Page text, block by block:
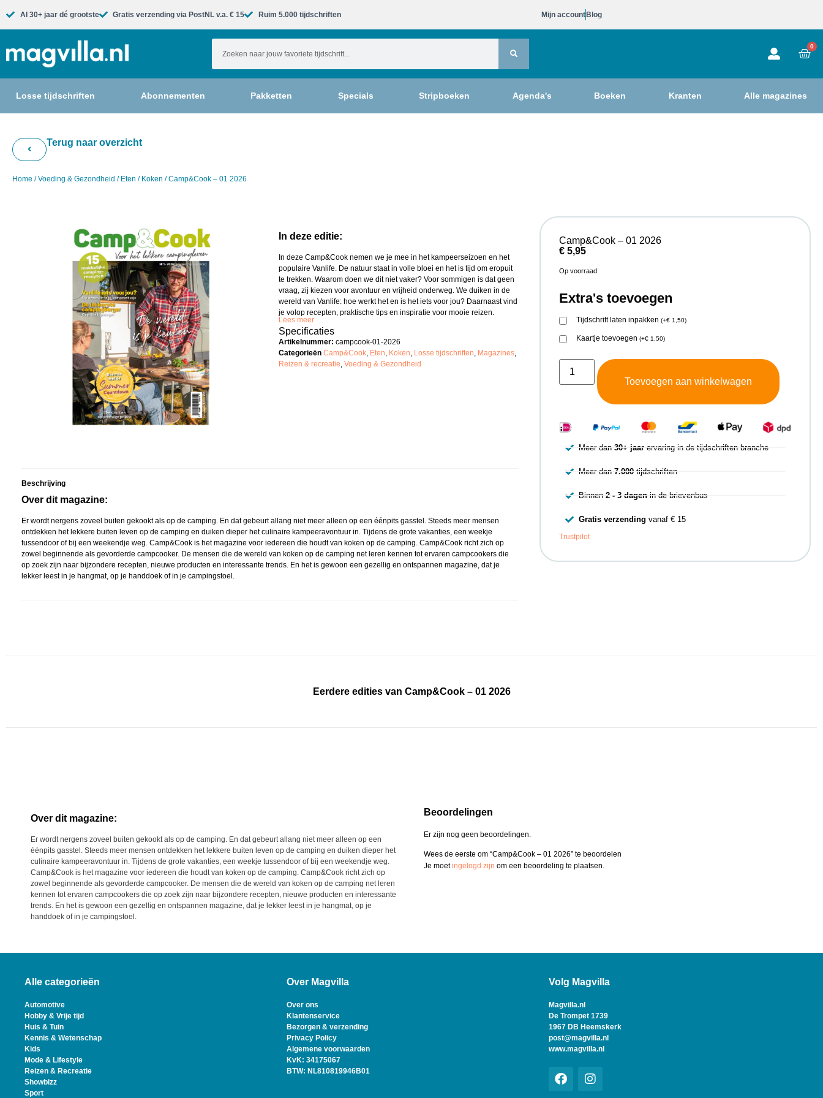
Al 30+ jaar dé grootste​ Gratis verzending via PostNL v.a. € 15 Ruim 5.000 tijdschriften​ Mijn account Blog
0
Losse tijdschriften Abonnementen Pakketten Specials Stripboeken Agenda's Boeken Kranten Alle magazines
Terug naar overzicht
Home /Voeding & Gezondheid / Eten / Koken / Camp&Cook – 01 2026
In deze editie:
In deze Camp&Cook nemen we je mee in het kampeerseizoen en het
populaire Vanlife. De natuur staat in volle bloei en het is tijd om eropuit
te trekken. Waarom doen we dit niet vaker? Voor sommigen is dat geen
vraag, zij kiezen voor avontuur en vrijheid onderweg. We duiken in de
wereld van Vanlife: hoe werkt het en is het iets voor jou? Daarnaast vind
je volop recepten, praktische tips en inspiratie voor mooie reizen.
Lees meer
Specificaties
Artikelnummer:campcook-01-2026
Categorieën Camp&Cook, Eten, Koken, Losse tijdschriften, Magazines,
Reizen & recreatie,Voeding & Gezondheid
Beschrijving
Over dit magazine:
Er wordt nergens zoveel buiten gekookt als op de camping. En dat gebeurt allang niet meer alleen op een éénpits gasstel. Steeds meer mensen
ontdekken het lekkere buiten leven op de camping en duiken dieper het culinaire kampeeravontuur in. Tijdens de grote vakanties, een weekje
tussendoor of bij een weekendje weg. Camp&Cook is het magazine voor iedereen die houdt van koken op de camping. Camp&Cook richt zich op
zowel beginnende als gevorderde campcooker. De mensen die de wereld van koken op de camping net leren kennen tot ervaren campcookers die
op zoek zijn naar bijzondere recepten, nieuwe producten en interessante trends. En het is gewoon een gezellig en ontspannen magazine, dat je
lekker leest in je hangmat, op je handdoek of in je campingstoel.
Camp&Cook – 01 2026
€5,95
Op voorraad
Extra's toevoegen
Tijdschrift laten inpakken (+€1,50)
Kaartje toevoegen (+€1,50)
Toevoegen aan winkelwagen
Meer dan30+ jaar ervaring in de tijdschriften branche
Meer dan7.000 tijdschriften
Binnen2 - 3 dagen in de brievenbus
Gratis verzending vanaf € 15
Trustpilot
Eerdere edities van Camp&Cook – 01 2026
Over dit magazine:
Er wordt nergens zoveel buiten gekookt als op de camping. En dat gebeurt allang niet meer alleen op een
éénpits gasstel. Steeds meer mensen ontdekken het lekkere buiten leven op de camping en duiken dieper het
culinaire kampeeravontuur in. Tijdens de grote vakanties, een weekje tussendoor of bij een weekendje weg.
Camp&Cook is het magazine voor iedereen die houdt van koken op de camping. Camp&Cook richt zich op
zowel beginnende als gevorderde campcooker. De mensen die de wereld van koken op de camping net leren
kennen tot ervaren campcookers die op zoek zijn naar bijzondere recepten, nieuwe producten en interessante
trends. En het is gewoon een gezellig en ontspannen magazine, dat je lekker leest in je hangmat, op je
handdoek of in je campingstoel.
Beoordelingen
Er zijn nog geen beoordelingen.
Wees de eerste om “Camp&Cook – 01 2026” te beoordelen
Je moetingelogd zijn om een beoordeling te plaatsen.
Alle categorieën
Automotive
Hobby & Vrije tijd
Huis & Tuin
Kennis & Wetenschap
Kids
Mode & Lifestyle
Reizen & Recreatie
Showbizz
Sport
Over Magvilla
Over ons
Klantenservice
Bezorgen & verzending
Privacy Policy
Algemene voorwaarden
KvK: 34175067
BTW: NL810819946B01
Volg Magvilla
Magvilla.nl
De Trompet 1739
1967 DB Heemskerk
post@magvilla.nl
www.magvilla.nl